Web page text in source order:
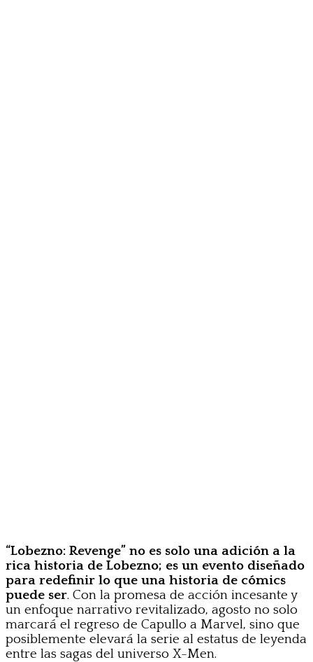
“Lobezno: Revenge” no es solo una adición a la
rica historia de Lobezno; es un evento diseñado
para redefinir lo que una historia de cómics
puede ser. Con la promesa de acción incesante y
un enfoque narrativo revitalizado, agosto no solo
marcará el regreso de Capullo a Marvel, sino que
posiblemente elevará la serie al estatus de leyenda
entre las sagas del universo X-Men.